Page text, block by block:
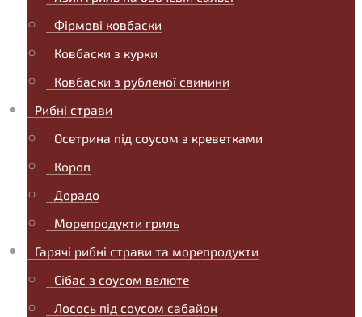
Фірмові ковбаски
Ковбаски з курки
Ковбаски з рубленої свинини
Рибні страви
Осетрина під соусом з креветками
Короп
Дорадо
Морепродукти гриль
Гарячі рибні страви та морепродукти
Сібас з соусом велюте
Лосось під соусом сабайон